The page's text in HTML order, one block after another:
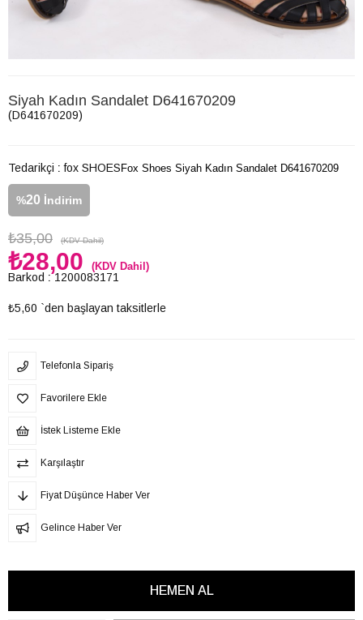
Siyah Kadın Sandalet D641670209
(D641670209)
Tedarikçi : fox SHOES
%20 İndirim
₺35,00 (KDV Dahil)
₺28,00 (KDV Dahil)
Barkod : 1200083171
₺5,60 `den başlayan taksitlerle
Fox Shoes Siyah Kadın Sandalet D641670209
Telefonla Sipariş
Favorilere Ekle
İstek Listeme Ekle
Karşılaştır
Fiyat Düşünce Haber Ver
Gelince Haber Ver